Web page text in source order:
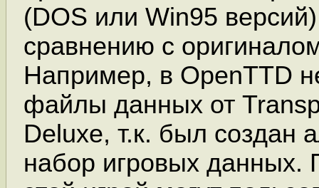
(DOS или Win95
сравнению с
Например, в OpenTTD
файлы данных от
Deluxe, т.к. был создан
набор игровых данных.